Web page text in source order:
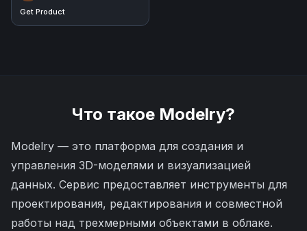
Get Product
Что такое Modelry?
Modelry — это платформа для создания и
управления 3D-моделями и визуализацией
данных. Сервис предоставляет инструменты для
проектирования, редактирования и совместной
работы над трехмерными объектами в облаке.